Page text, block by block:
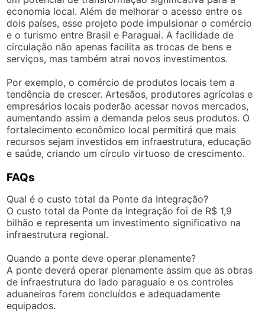
economia local. Além de melhorar o acesso entre os
dois países, esse projeto pode impulsionar o comércio
e o turismo entre Brasil e Paraguai. A facilidade de
circulação não apenas facilita as trocas de bens e
serviços, mas também atrai novos investimentos.
Por exemplo, o comércio de produtos locais tem a
tendência de crescer. Artesãos, produtores agrícolas e
empresários locais poderão acessar novos mercados,
aumentando assim a demanda pelos seus produtos. O
fortalecimento econômico local permitirá que mais
recursos sejam investidos em infraestrutura, educação
e saúde, criando um círculo virtuoso de crescimento.
FAQs
Qual é o custo total da Ponte da Integração?
O custo total da Ponte da Integração foi de R$ 1,9
bilhão e representa um investimento significativo na
infraestrutura regional.
Quando a ponte deve operar plenamente?
A ponte deverá operar plenamente assim que as obras
de infraestrutura do lado paraguaio e os controles
aduaneiros forem concluídos e adequadamente
equipados.